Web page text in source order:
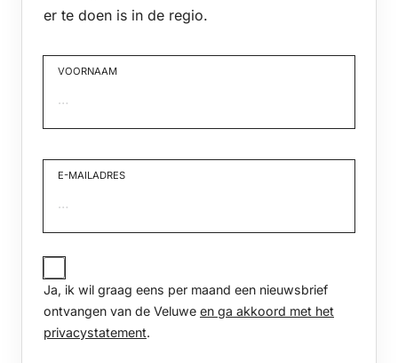
er te doen is in de regio.
VOORNAAM
E-MAILADRES
JA,
IK
WIL
GRAAG
PER
Ja, ik wil graag eens per maand een nieuwsbrief
ontvangen van de Veluwe en ga akkoord met het
privacystatement.